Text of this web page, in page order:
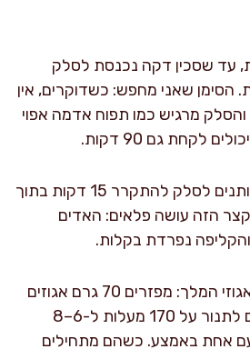
60–75 דקות, עד שסכין דקה נכנסת לסלק
הסימן שאני מחפש: כשדוקרים, אין
מרגיש כמו תפוח אדמה אפוי
לקחת גם 90 דקות.
מוציאים מהתנור ונותנים לסלק להתקרר 15 דקות בתוך
הזה עושה פלאים: האדים
נפרדת בקלות.
בינתיים קולים את אגוזי המלך: מפזרים 70 גרם אגוזים
על תבנית ומכניסים לתנור על 170 מעלות ל-6–8
אחת באמצע. כשהם מתחילים